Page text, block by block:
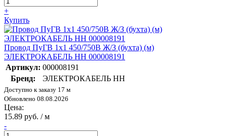
+
Купить
Провод ПуГВ 1х1 450/750В Ж/З (бухта) (м)
ЭЛЕКТРОКАБЕЛЬ НН 000008191
Артикул: 000008191
Бренд:
ЭЛЕКТРОКАБЕЛЬ НН
Доступно к заказу 17 м
Обновлено 08.08.2026
Цена:
15.89 руб. / м
-